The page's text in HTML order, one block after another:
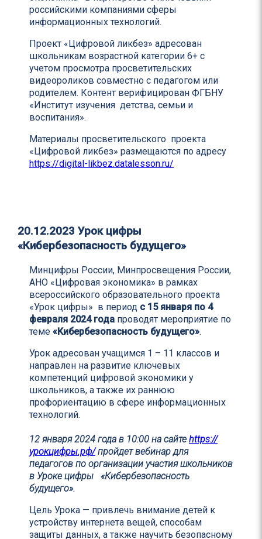
российскими компаниями сферы
информационных технологий.
Проект «Цифровой ликбез» адресован
школьникам возрастной категории 6+ с
учетом просмотра просветительских
видеороликов совместно с педагогом или
родителем. Контент верифицирован ФГБНУ
«Институт изучения детства, семьи и
воспитания».
Материалы просветительского проекта
«Цифровой ликбез» размещаются по адресу
https://digital-likbez.datalesson.ru/
20.12.2023 Урок цифры
«Кибербезопасность будущего»
Минцифры России, Минпросвещения России,
АНО «Цифровая экономика» в рамках
всероссийского образовательного проекта
«Урок цифры» в период с 15 января по 4
февраля 2024 года проводят мероприятие по
теме «Кибербезопасность будущего».
Урок адресован учащимся 1 – 11 классов и
направлен на развитие ключевых
компетенций цифровой экономики у
школьников, а также их раннюю
профориентацию в сфере информационных
технологий.
12 января 2024 года в 10:00 на сайте https://
урокцифры.рф/пройдет вебинар для
педагогов по организации участия школьников
в Уроке цифры «Кибербезопасность
будущего».
Цель Урока — привлечь внимание детей к
устройству интернета вещей, способам
защиты данных, а также научить безопасному